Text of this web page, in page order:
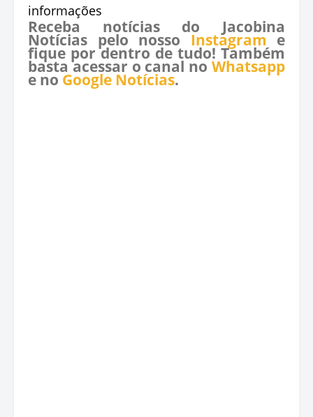
informações
Receba notícias do Jacobina
Notícias pelo nosso Instagram e
fique por dentro de tudo! Também
basta acessar o canal no Whatsapp
e no Google Notícias.